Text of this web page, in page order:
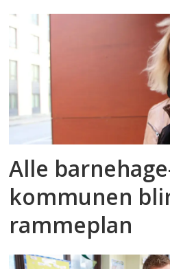
Alle
kommunen
rammeplan